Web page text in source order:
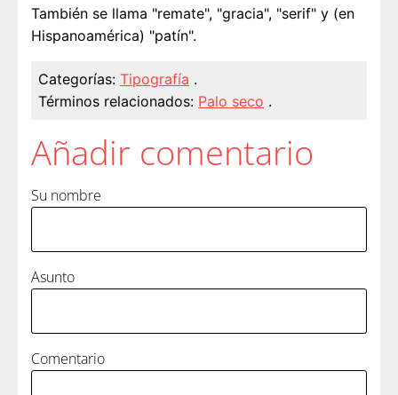
También se llama "remate", "gracia", "serif" y (en
Hispanoamérica) "patín".
Categorías: Tipografía .
Términos relacionados: Palo seco .
Añadir comentario
Su nombre
Asunto
Comentario